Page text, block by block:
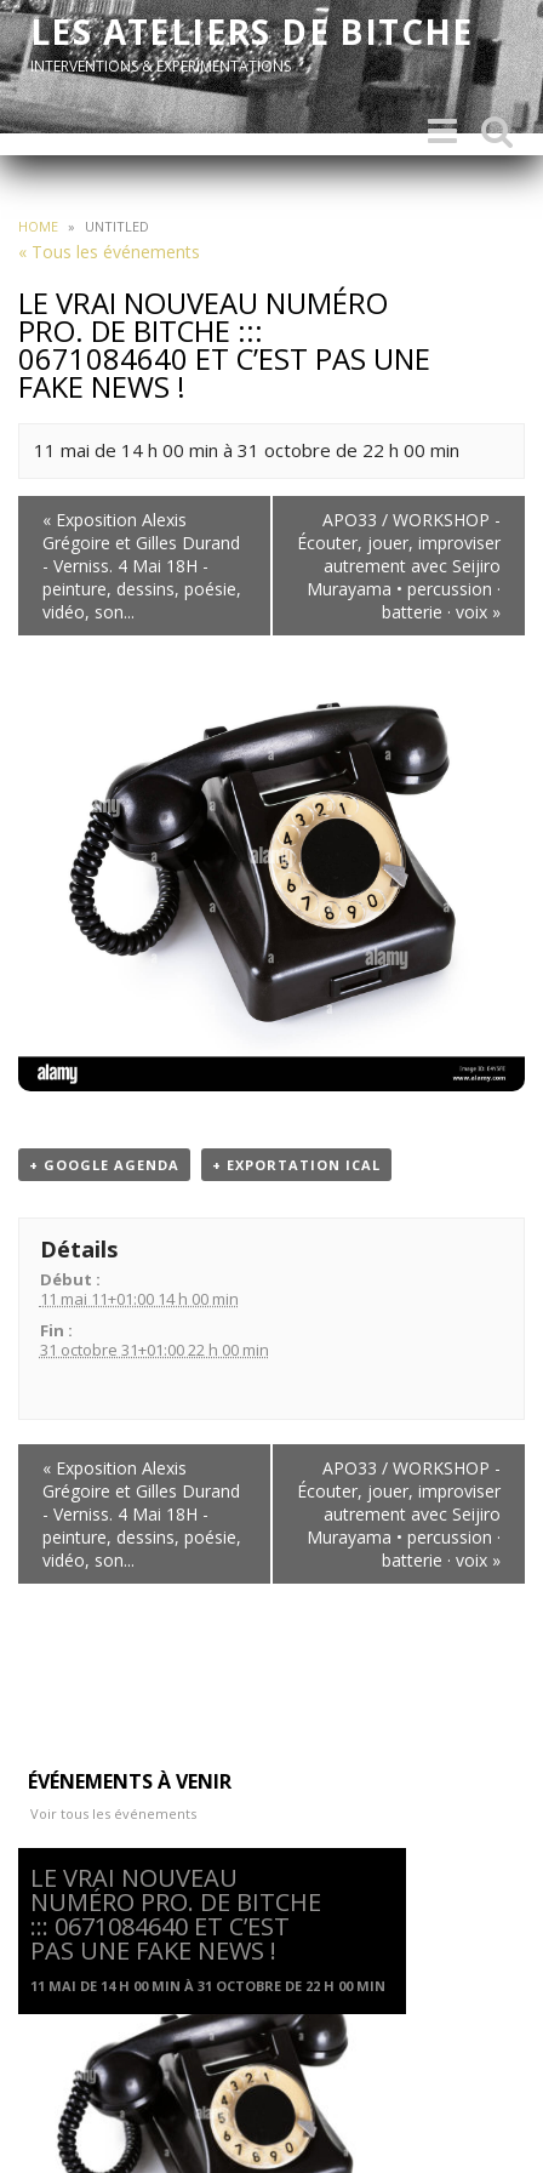
LES ATELIERS DE BITCHE
INTERVENTIONS & EXPERIMENTATIONS
Toggle
search
Toggle
navigation
HOME » UNTITLED
« Tous les événements
LE VRAI NOUVEAU NUMÉRO
PRO. DE BITCHE :::
0671084640 ET C’EST PAS UNE
FAKE NEWS !
11 mai de 14 h 00 min à 31 octobre de 22 h 00 min
Navigation
de
l'événement
« Exposition Alexis
Grégoire et Gilles Durand
- Verniss. 4 Mai 18H -
peinture, dessins, poésie,
vidéo, son...
APO33 / WORKSHOP -
Écouter, jouer, improviser
autrement avec Seijiro
Murayama • percussion ·
batterie · voix »
+ GOOGLE AGENDA + EXPORTATION ICAL
Détails
Début :
11 mai 11+01:00 14 h 00 min
Fin :
31 octobre 31+01:00 22 h 00 min
Navigation
de
l'événement
« Exposition Alexis
Grégoire et Gilles Durand
- Verniss. 4 Mai 18H -
peinture, dessins, poésie,
vidéo, son...
APO33 / WORKSHOP -
Écouter, jouer, improviser
autrement avec Seijiro
Murayama • percussion ·
batterie · voix »
ÉVÉNEMENTS À VENIR
Voir tous les événements
LE VRAI NOUVEAU
NUMÉRO PRO. DE BITCHE
::: 0671084640 ET C’EST
PAS UNE FAKE NEWS !
11 MAI DE 14 H 00 MIN À 31 OCTOBRE DE 22 H 00 MIN